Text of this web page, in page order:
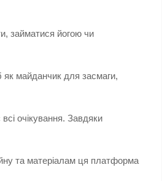
займатися йогою чи
як майданчик для засмаги,
очікування. Завдяки
та матеріалам ця платформа